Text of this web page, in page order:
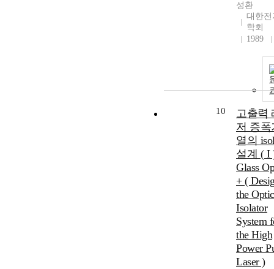
성환
대한전
학회
1989
10
고출력
저 증폭
열의
설계 ( I
Glass
+ (
the
Isolator
System
the High
Power
Laser )